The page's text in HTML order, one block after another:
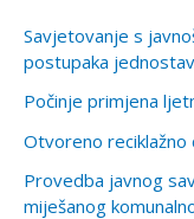
i
:
Savjetovanje s
postupaka
Počinje primjena
Otvoreno reciklažno
Provedba javnog
miješanog